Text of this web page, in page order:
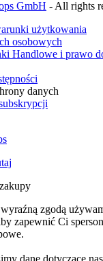
GmbH - All rights
użytkowania
osobowych
Handlowe i prawo
danych
zgodą
zapewnić Ci